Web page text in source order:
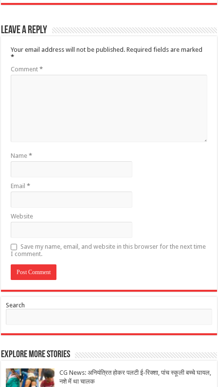
Leave a Reply
Your email address will not be published. Required fields are marked
*
Comment*
Name*
Email*
Website
Save my name, email, and website in this browser for the next time
I comment.
Search
Explore More Stories
CG News: अनियंत्रित होकर पलटी ई-रिक्शा, पांच स्कूली बच्चे घायल,
नशे में था चालक